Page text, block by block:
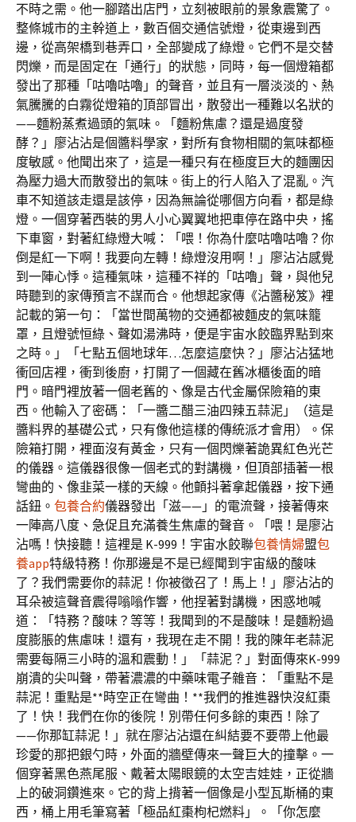
不時之需。他一腳踏出店門，立刻被眼前的景象震驚了。
整條城市的主幹道上，數百個交通信號燈，從東邊到西
邊，從高架橋到巷弄口，全部變成了綠燈。它們不是交替
閃爍，而是固定在「通行」的狀態，同時，每一個燈箱都
發出了那種「咕嚕咕嚕」的聲音，並且有一層淡淡的、熱
氣騰騰的白霧從燈箱的頂部冒出，散發出一種難以名狀的
——麵粉蒸煮過頭的氣味。「麵粉焦慮？還是過度發
酵？」廖沾沾是個醬料學家，對所有食物相關的氣味都極
度敏感。他聞出來了，這是一種只有在極度巨大的麵團因
為壓力過大而散發出的氣味。街上的行人陷入了混亂。汽
車不知道該走還是該停，因為無論從哪個方向看，都是綠
燈。一個穿著西裝的男人小心翼翼地把車停在路中央，搖
下車窗，對著紅綠燈大喊：「喂！你為什麼咕嚕咕嚕？你
倒是紅一下啊！我要向左轉！綠燈沒用啊！」廖沾沾感覺
到一陣心悸。這種氣味，這種不祥的「咕嚕」聲，與他兒
時聽到的家傳預言不謀而合。他想起家傳《沾醬秘笈》裡
記載的第一句：「當世間萬物的交通都被麵皮的氣味籠
罩，且燈號恒綠、聲如湯沸時，便是宇宙水餃臨界點到來
之時。」「七點五個地球年…怎麼這麼快？」廖沾沾猛地
衝回店裡，衝到後廚，打開了一個藏在舊冰櫃後面的暗
門。暗門裡放著一個老舊的、像是古代金屬保險箱的東
西。他輸入了密碼：「一醬二醋三油四辣五蒜泥」（這是
醬料界的基礎公式，只有像他這樣的傳統派才會用）。保
險箱打開，裡面沒有黃金，只有一個閃爍著詭異紅色光芒
的儀器。這儀器很像一個老式的對講機，但頂部插著一根
彎曲的、像韭菜一樣的天線。他顫抖著拿起儀器，按下通
話鈕。 包養合約儀器發出「滋——」的電流聲，接著傳來
一陣高八度、急促且充滿養生焦慮的聲音。「喂！是廖沾
沾嗎！快接聽！這裡是 K-999！宇宙水餃聯包養情婦盟包
養app特級特務！你那邊是不是已經聞到宇宙級的酸味
了？我們需要你的蒜泥！你被徵召了！馬上！」廖沾沾的
耳朵被這聲音震得嗡嗡作響，他捏著對講機，困惑地喊
道：「特務？酸味？等等！我聞到的不是酸味！是麵粉過
度膨脹的焦慮味！還有，我現在走不開！我的陳年老蒜泥
需要每隔三小時的溫和震動！」「蒜泥？」對面傳來K-999
崩潰的尖叫聲，帶著濃濃的中藥味電子雜音：「重點不是
蒜泥！重點是**時空正在彎曲！**我們的推進器快沒紅棗
了！快！我們在你的後院！別帶任何多餘的東西！除了
——你那缸蒜泥！」就在廖沾沾還在糾結要不要帶上他最
珍愛的那把銀勺時，外面的牆壁傳來一聲巨大的撞擊。一
個穿著黑色燕尾服、戴著太陽眼鏡的太空吉娃娃，正從牆
上的破洞鑽進來。它的背上揹著一個像是小型瓦斯桶的東
西，桶上用毛筆寫著「極品紅棗枸杞燃料」。「你怎麼